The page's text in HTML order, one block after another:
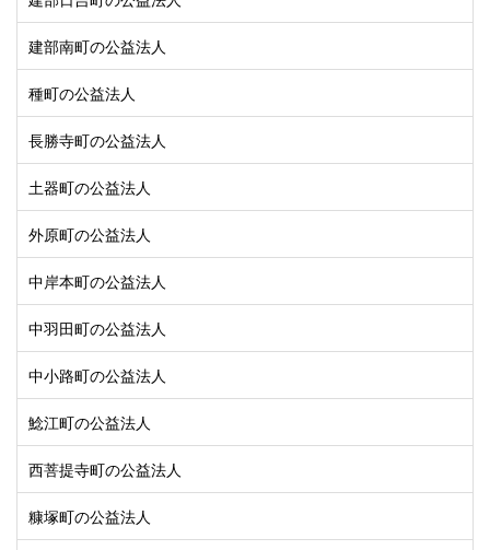
建部南町の公益法人
種町の公益法人
長勝寺町の公益法人
土器町の公益法人
外原町の公益法人
中岸本町の公益法人
中羽田町の公益法人
中小路町の公益法人
鯰江町の公益法人
西菩提寺町の公益法人
糠塚町の公益法人